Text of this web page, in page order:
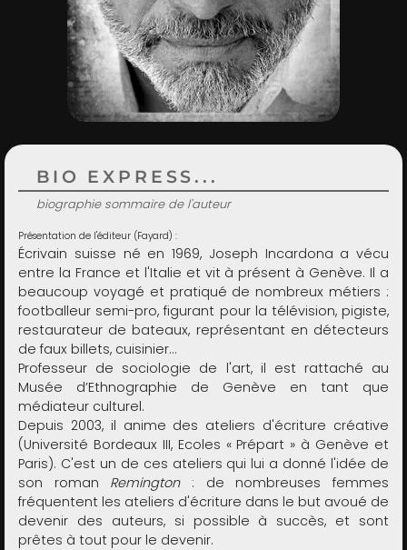
LIENS & FESTIVALS
UN POLAR AU HASARD
BIO EXPRESS...
biographie sommaire de l'auteur
Présentation de l'éditeur (Fayard) :
Écrivain suisse né en 1969, Joseph Incardona a vécu
entre la France et l'Italie et vit à présent à Genève. Il a
beaucoup voyagé et pratiqué de nombreux métiers :
footballeur semi-pro, figurant pour la télévision, pigiste,
restaurateur de bateaux, représentant en détecteurs
de faux billets, cuisinier…
Professeur de sociologie de l'art, il est rattaché au
Musée d’Ethnographie de Genève en tant que
médiateur culturel.
Depuis 2003, il anime des ateliers d'écriture créative
(Université Bordeaux III, Ecoles « Prépart » à Genève et
Paris). C'est un de ces ateliers qui lui a donné l'idée de
son roman Remington: de nombreuses femmes
fréquentent les ateliers d'écriture dans le but avoué de
devenir des auteurs, si possible à succès, et sont
prêtes à tout pour le devenir.